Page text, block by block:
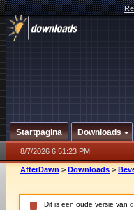
Startpagina Downloads
8/7/2026 6:51:23 PM
AfterDawn > Downloads >
Dit is een oude versie van